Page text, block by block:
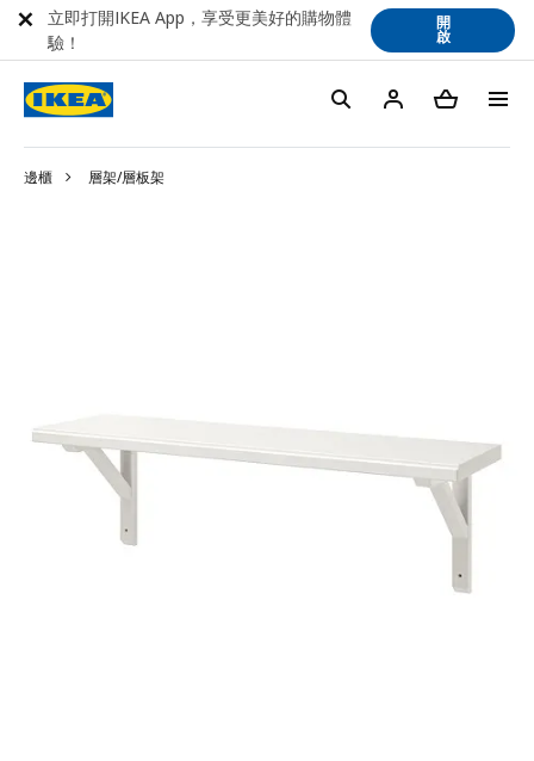
邊櫃 層架/層板架
立即打開IKEA App，享受更美好的購物體
驗！
開
啟